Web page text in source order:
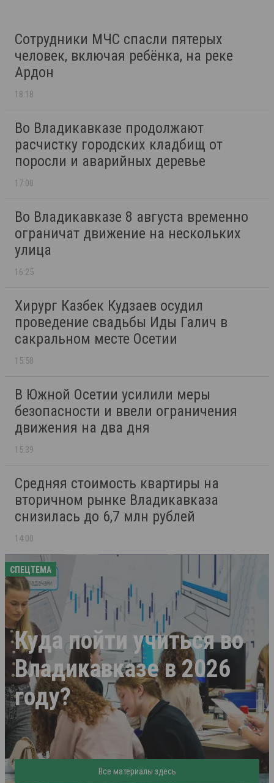
Сотрудники МЧС спасли пятерых
человек, включая ребёнка, на реке
Ардон
18:18
Во Владикавказе продолжают
расчистку городских кладбищ от
поросли и аварийных деревье
17:00
Во Владикавказе 8 августа временно
ограничат движение на нескольких
улица
16:25
Хирург Казбек Кудзаев осудил
проведение свадьбы Иды Галич в
сакральном месте Осетии
15:50
В Южной Осетии усилили меры
безопасности и ввели ограничения
движения на два дня
15:39
Средняя стоимость квартиры на
вторичном рынке Владикавказа
снизилась до 6,7 млн рублей
14:00
СПЕЦТЕМА
Куда пойти учиться во
Владикавказе в 2026
году?
Все материалы здесь